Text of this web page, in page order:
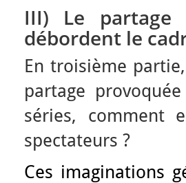
III) Le partage
débordent le
En troisième
partage
séries, comment
spectateurs ?
Ces imaginations